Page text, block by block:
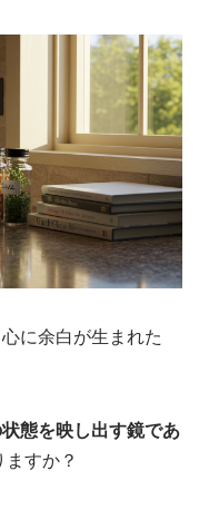
に余白が生まれた
態を映し出す鏡であ
ますか？